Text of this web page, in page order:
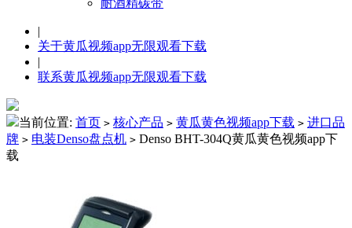
|
关于黄瓜视频app无限观看下载
|
联系黄瓜视频app无限观看下载
当前位置: 首页 > 核心产品 > 黄瓜黄色视频app下载 > 进口品
牌 > 电装Denso盘点机 > Denso BHT-304Q黄瓜黄色视频app下
载